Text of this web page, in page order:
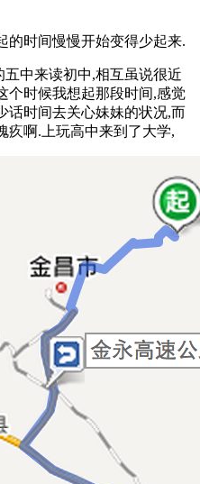
的时间慢慢开始变得少起来.
中来读初中,相互虽说很近
个时候我想起那段时间,感觉
话时间去关心妹妹的状况,而
疚啊.上玩高中来到了大学,